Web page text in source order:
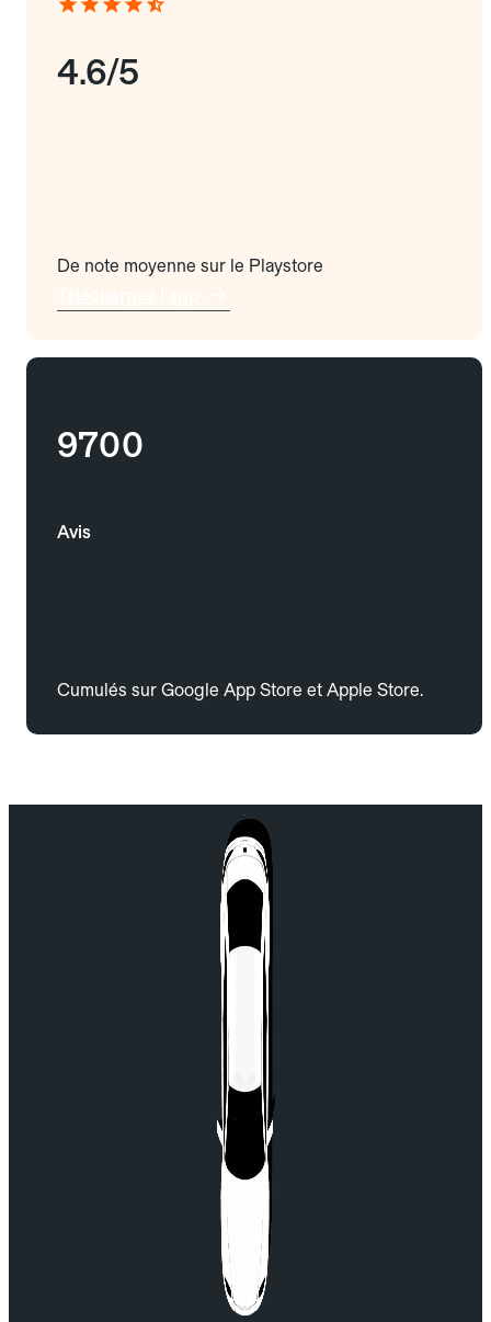
4.6/5
De note moyenne sur le Playstore
9700
Avis
Cumulés sur Google App Store et Apple Store.